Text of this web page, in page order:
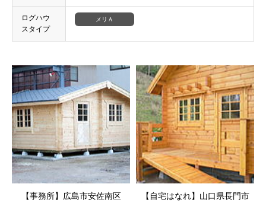
ログハウ
スタイプ
メリＡ
【事務所】広島市安佐南区 【自宅はなれ】山口県長門市